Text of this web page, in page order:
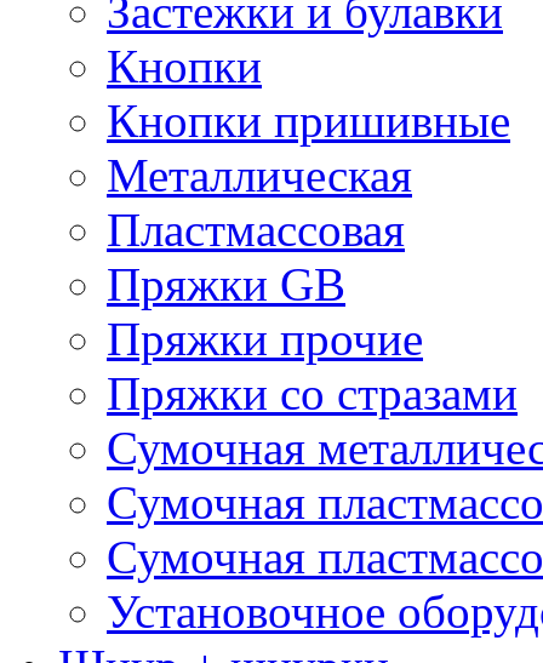
Застежки и булавки
Кнопки
Кнопки пришивные
Металлическая
Пластмассовая
Пряжки GB
Пряжки прочие
Пряжки со стразами
Сумочная
Сумочная
Сумочная
Установочное